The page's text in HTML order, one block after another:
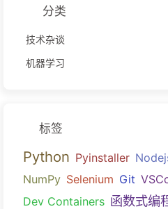
分类
技术杂谈
机器学习
标签
Python Pyinstaller
NumPy Selenium Git
Dev Containers 函数式编